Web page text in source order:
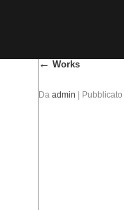
← Works
Da admin Pubblicato